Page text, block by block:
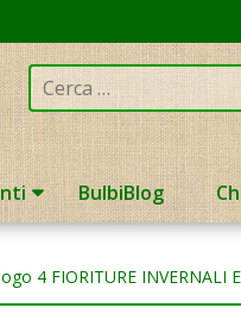
Cerca:
BulbiBlog
4 FIORITURE INVERNALI